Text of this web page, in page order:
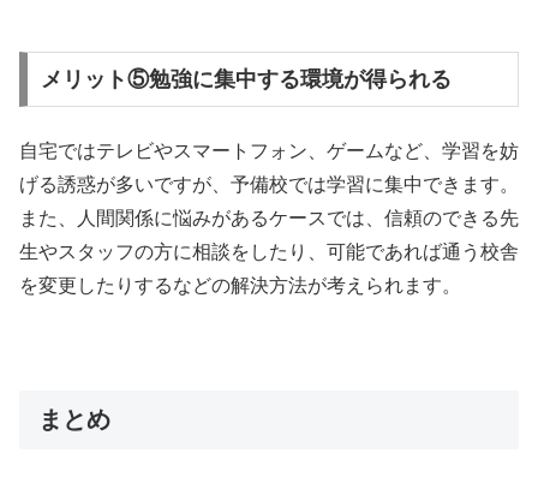
メリット⑤勉強に集中する環境が得られる
自宅ではテレビやスマートフォン、ゲームなど、学習を妨
げる誘惑が多いですが、予備校では学習に集中できます。
また、人間関係に悩みがあるケースでは、信頼のできる先
生やスタッフの方に相談をしたり、可能であれば通う校舎
を変更したりするなどの解決方法が考えられます。
まとめ